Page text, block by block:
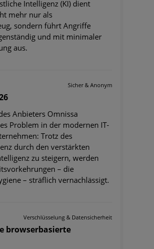
Intelligenz (KI) dient
mehr nur als
sondern führt Angriffe
und mit minimaler
aus.
Sicher & Anonym
Anbieters Omnissa
Problem in der modernen IT-
Trotz des
durch den verstärkten
zu steigern, werden
– die
– sträflich vernachlässigt.
Verschlüsselung & Datensicherheit
browserbasierte